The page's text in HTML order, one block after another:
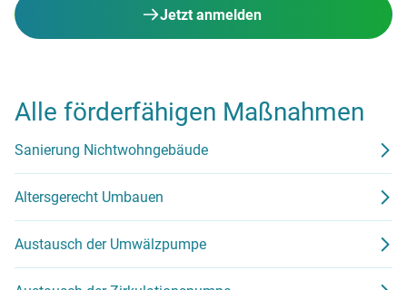
Jetzt anmelden
Alle förderfähigen Maßnahmen
Sanierung Nichtwohngebäude
Altersgerecht Umbauen
Austausch der Umwälzpumpe